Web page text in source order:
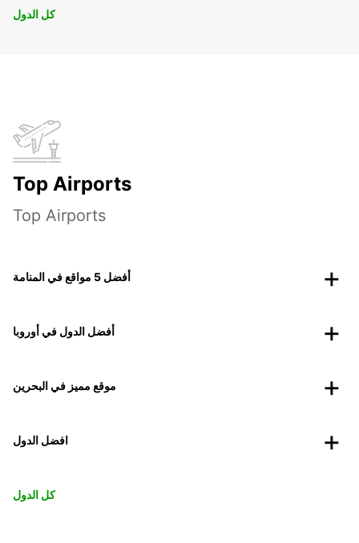
كل الدول
Top Airports
Top Airports
أفضل 5 مواقع في المنامة
أفضل الدول في أوروبا
موقع مميز في البحرين
افضل الدول
كل الدول